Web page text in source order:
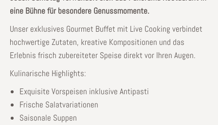
eine Bühne für besondere Genussmomente.
Unser exklusives Gourmet Buffet mit Live Cooking verbindet
hochwertige Zutaten, kreative Kompositionen und das
Erlebnis frisch zubereiteter Speise direkt vor Ihren Augen.
Kulinarische Highlights:
Exquisite Vorspeisen inklusive Antipasti
Frische Salatvariationen
Saisonale Suppen